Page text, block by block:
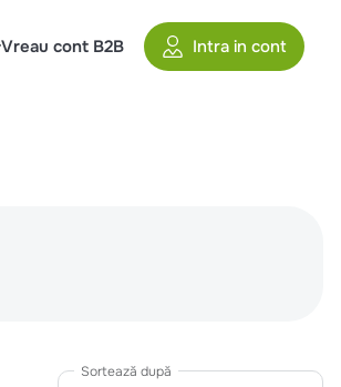
Vreau cont B2B Intra in cont
Sortează după